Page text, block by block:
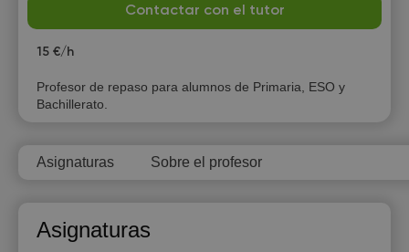
Contactar con el tutor
15 €/h
Profesor de repaso para alumnos de Primaria, ESO y
Bachillerato.
Asignaturas Sobre el profesor
Asignaturas
8
Su
9
Mo
10
11
10:30
12:30